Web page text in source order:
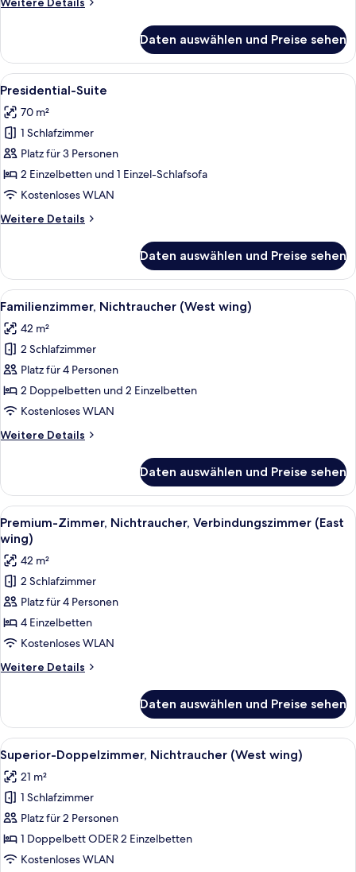
Suite
Daten auswählen und Preise sehen
Alle
Fotos
für
Presidential-
Suite
anzeigen
Ein modernes Hotelzimmer mit
4
Presidential-Suite
70 m²
1 Schlafzimmer
Platz für 3 Personen
2 Einzelbetten und 1 Einzel-Schlafsofa
Kostenloses WLAN
Weitere Details
Weitere
Suite
Daten auswählen und Preise sehen
Alle
Fotos
für
Familienzimmer,
Nichtraucher
(West
wing)
Ein Hotelzimmer mit Bett,
4
Familienzimmer, Nichtraucher (West wing)
42 m²
2 Schlafzimmer
Platz für 4 Personen
2 Doppelbetten und 2 Einzelbetten
Kostenloses WLAN
Weitere Details
Weitere
Nichtraucher
(West
wing)
Daten auswählen und Preise sehen
Alle
Fotos
für
Premium-
Zimmer,
Nichtraucher,
Verbindungszimmer
(East
wing)
anzeigen
Ein modernes Hotelzimmer mit
5
Premium-Zimmer, Nichtraucher, Verbindungszimmer (East
wing)
42 m²
2 Schlafzimmer
Platz für 4 Personen
4 Einzelbetten
Kostenloses WLAN
Weitere Details
Weitere
Zimmer,
Nichtraucher,
Verbindungszimmer
(East
wing)
Daten auswählen und Preise sehen
Alle
Fotos
für
Superior-
Doppelzimmer,
Nichtraucher
(West
Ein Hotelzimmer mit Bett,
5
Superior-Doppelzimmer, Nichtraucher (West wing)
21 m²
1 Schlafzimmer
Platz für 2 Personen
1 Doppelbett ODER 2 Einzelbetten
Kostenloses WLAN